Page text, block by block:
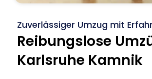
Zuverlässiger Umzug mit
Reibungslose
Karlsruhe Kamnik